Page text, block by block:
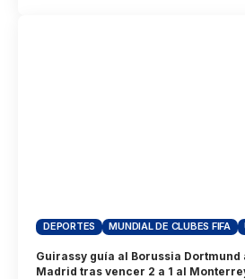
DEPORTES MUNDIAL DE CLUBES FIFA
Guirassy guía al Borussia Dortmund
Madrid tras vencer 2 a 1 al